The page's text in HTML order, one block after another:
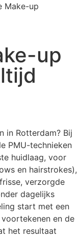
Make-up
up
in Rotterdam? Bij
PMU-technieken
huidlaag, voor
en hairstrokes),
verzorgde
dagelijks
start met een
en de
het resultaat